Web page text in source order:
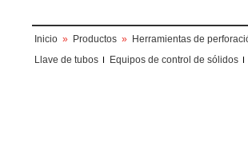
Inicio » Productos » Herramientas de
Llave de tubos
Equipos de control de sólidos